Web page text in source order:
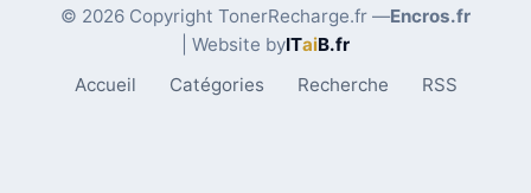
© 2026 Copyright TonerRecharge.fr —Encros.fr
| Website byITaiB.fr
Accueil
Catégories Recherche RSS